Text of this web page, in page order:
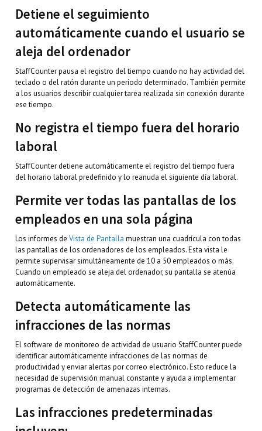
Detiene el seguimiento
automáticamente cuando el usuario se
aleja del ordenador
StaffCounter pausa el registro del tiempo cuando no hay actividad del
teclado o del ratón durante un período determinado. También permite
a los usuarios describir cualquier tarea realizada sin conexión durante
ese tiempo.
No registra el tiempo fuera del horario
laboral
StaffCounter detiene automáticamente el registro del tiempo fuera
del horario laboral predefinido y lo reanuda el siguiente día laboral.
Permite ver todas las pantallas de los
empleados en una sola página
Los informes deVista de Pantalla muestran una cuadrícula con todas
las pantallas de los ordenadores de los empleados. Esta vista le
permite supervisar simultáneamente de 10 a 50 empleados o más.
Cuando un empleado se aleja del ordenador, su pantalla se atenúa
automáticamente.
Detecta automáticamente las
infracciones de las normas
El software de monitoreo de actividad de usuario StaffCounter puede
identificar automáticamente infracciones de las normas de
productividad y enviar alertas por correo electrónico. Esto reduce la
necesidad de supervisión manual constante y ayuda a implementar
programas de detección de amenazas internas.
Las infracciones predeterminadas